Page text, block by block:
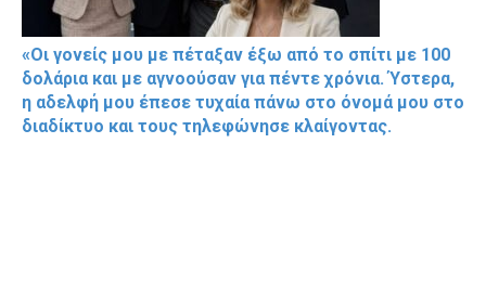
«Οι γονείς μου με πέταξαν έξω από το σπίτι με 100
δολάρια και με αγνοούσαν για πέντε χρόνια. Ύστερα,
η αδελφή μου έπεσε τυχαία πάνω στο όνομά μου στο
διαδίκτυο και τους τηλεφώνησε κλαίγοντας.